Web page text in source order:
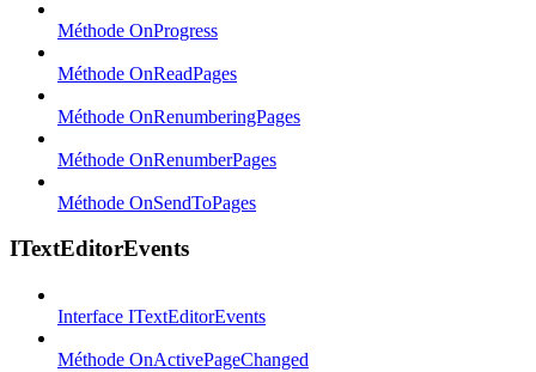
Méthode OnProgress
Méthode OnReadPages
Méthode OnRenumberingPages
Méthode OnRenumberPages
Méthode OnSendToPages
ITextEditorEvents
Interface ITextEditorEvents
Méthode OnActivePageChanged